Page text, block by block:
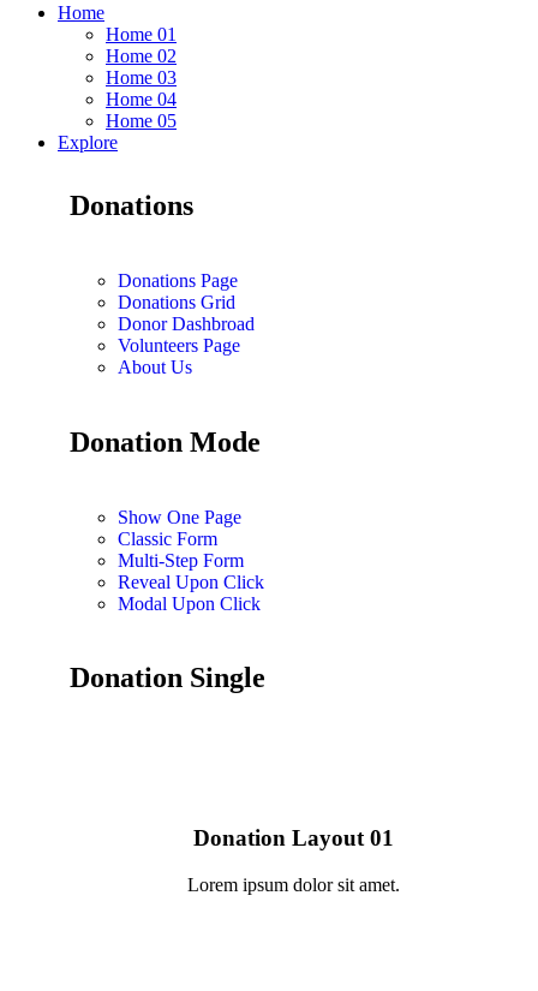
Home
Home 01
Home 02
Home 03
Home 04
Home 05
Explore
Donations
Donations Page
Donations Grid
Donor Dashbroad
Volunteers Page
About Us
Donation Mode
Show One Page
Classic Form
Multi-Step Form
Reveal Upon Click
Modal Upon Click
Donation Single
Donation Layout 01
Lorem ipsum dolor sit amet.